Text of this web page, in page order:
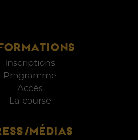
Inscriptions
Programme
Accès
La course
MÉDIAS